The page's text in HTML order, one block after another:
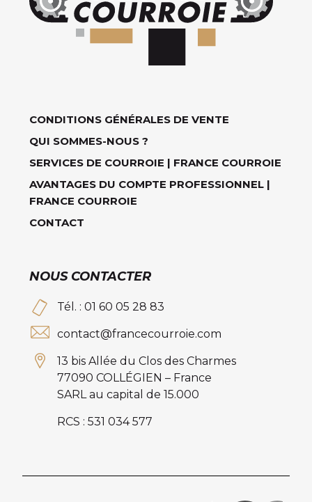
CONDITIONS GÉNÉRALES DE VENTE
QUI SOMMES-NOUS ?
SERVICES DE COURROIE | FRANCE COURROIE
AVANTAGES DU COMPTE PROFESSIONNEL |
FRANCE COURROIE
CONTACT
NOUS CONTACTER
Tél. : 01 60 05 28 83
contact@francecourroie.com
13 bis Allée du Clos des Charmes
77090 COLLÉGIEN – France
SARL au capital de 15.000
RCS : 531 034 577